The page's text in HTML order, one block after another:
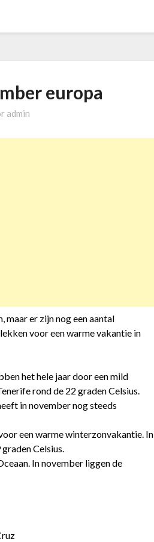
europa
admin
maar er zijn nog een aantal
voor een warme vakantie in
het hele jaar door een mild
rond de 22 graden Celsius.
in november nog steeds
een warme winterzonvakantie. In
Celsius.
In november liggen de